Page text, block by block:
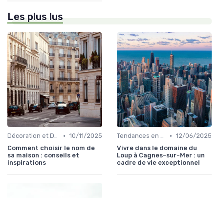
Les plus lus
Décoration et Design d'Intérieur • 10/11/2025
Comment choisir le nom de
sa maison : conseils et
inspirations
Tendances en Aménagement Domestique • 12/06/2025
Vivre dans le domaine du
Loup à Cagnes-sur-Mer : un
cadre de vie exceptionnel